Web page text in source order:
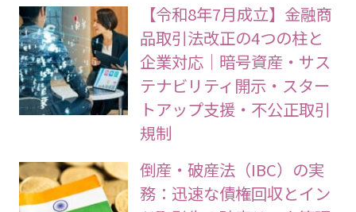
【令和8年7月成立】金融商
品取引法改正の4つの柱と
企業対応｜暗号資産・サス
テナビリティ開示・スター
トアップ支援・不公正取引
規制
倒産・破産法（IBC）の実
務：迅速な債権回収とイン